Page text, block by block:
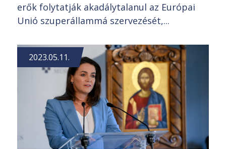
erők folytatják akadálytalanul az Európai
Unió szuperállammá szervezését,...
2023.05.11.